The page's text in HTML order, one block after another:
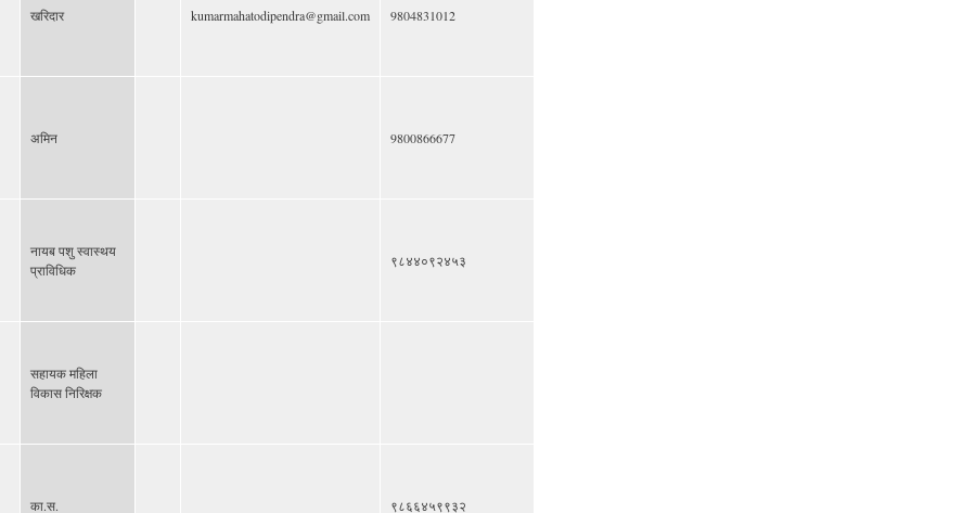
खरिदार kumarmahatodipendra@gmail.com 9804831012
अमिन 9800866677
नायब पशु स्वास्थय
प्राविधिक
९८४४०९२४५३
सहायक महिला
विकास निरिक्षक
का.स. ९८६६४५९९३२